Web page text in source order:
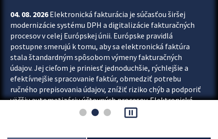
04. 08. 2026Elektronická fakturácia je súčasťou širšej
modernizácie systému DPH a digitalizácie fakturačných
procesov v celej Európskej únii. Európske pravidlá
postupne smerujú k tomu, aby sa elektronická faktúra
stala štandardným spôsobom výmeny fakturačných
údajov. Jej cieľom je priniesť jednoduchšie, rýchlejšie a
efektívnejšie spracovanie faktúr, obmedziť potrebu
ručného prepisovania údajov, znížiť riziko chýb a podporiť
väčšiu automatizáciu účtovných procesov. Elektronická
fakturácia preto nepredstavuje...
pause_presentation